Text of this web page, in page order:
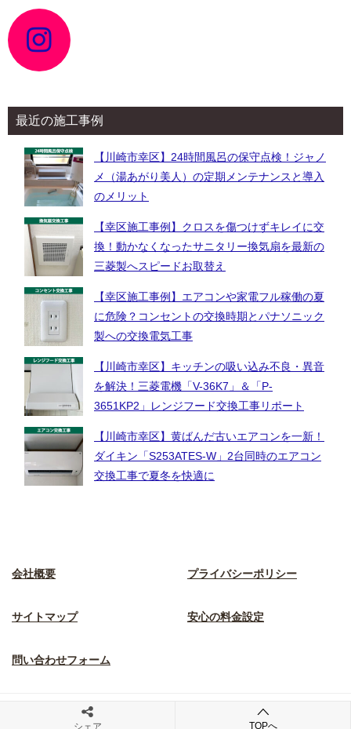
イ
コ
ン
リ
最近の施工事例
【川崎市幸区】24時間風呂の保守点検！ジャノ
メ（湯あがり美人）の定期メンテナンスと導入
のメリット
【幸区施工事例】クロスを傷つけずキレイに交
換！動かなくなったサニタリー換気扇を最新の
三菱製へスピードお取替え
【幸区施工事例】エアコンや家電フル稼働の夏
に危険？コンセントの交換時期とパナソニック
製への交換電気工事
【川崎市幸区】キッチンの吸い込み不良・異音
を解決！三菱電機「V-36K7」＆「P-
3651KP2」レンジフード交換工事リポート
【川崎市幸区】黄ばんだ古いエアコンを一新！
ダイキン「S253ATES-W」2台同時のエアコン
交換工事で夏冬を快適に
会社概要 プライバシーポリシー
サイトマップ 安心の料金設定
問い合わせフォーム
© 2023 川崎市幸区電気工事解決.com
シェア TOPへ